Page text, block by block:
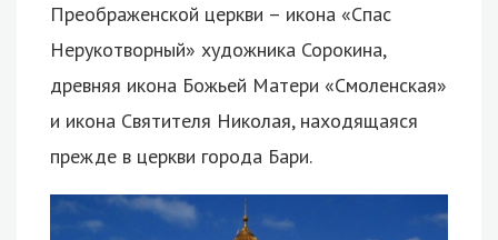
Преображенской церкви – икона «Спас
Нерукотворный» художника Сорокина,
древняя икона Божьей Матери «Смоленская»
и икона Святителя Николая, находящаяся
прежде в церкви города Бари.